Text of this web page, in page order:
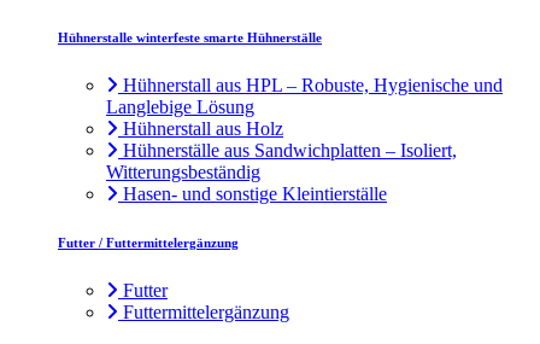
Hühnerstalle winterfeste smarte Hühnerställe
Hühnerstall aus HPL – Robuste, Hygienische und
Langlebige Lösung
Hühnerstall aus Holz
Hühnerställe aus Sandwichplatten – Isoliert,
Witterungsbeständig
Hasen- und sonstige Kleintierställe
Futter / Futtermittelergänzung
Futter
Futtermittelergänzung